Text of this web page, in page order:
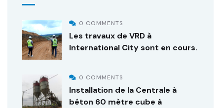
0 COMMENTS
Les travaux de VRD à
International City sont en cours.
0 COMMENTS
Installation de la Centrale à
béton 60 mètre cube à